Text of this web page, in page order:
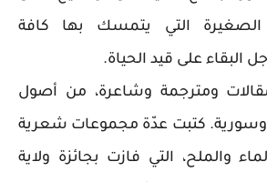
التي يتمسك بها كافة
البقاء على قيد الحياة.
ومترجمة وشاعرة، من أصول
وسورية. كتبت عدّة مجموعات شعرية
والملح، التي فازت بجائزة ولاية